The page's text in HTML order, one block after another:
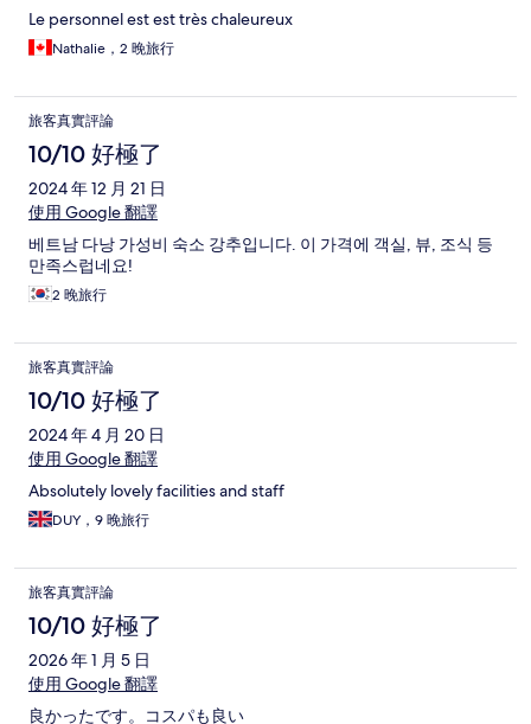
Le personnel est est très chaleureux
Nathalie，2 晚旅行
旅客真實評論
10/10 好極了
2024 年 12 月 21 日
使用 Google 翻譯
베트남 다낭 가성비 숙소 강추입니다. 이 가격에 객실, 뷰, 조식 등
만족스럽네요!
2 晚旅行
旅客真實評論
10/10 好極了
2024 年 4 月 20 日
使用 Google 翻譯
Absolutely lovely facilities and staff
DUY，9 晚旅行
旅客真實評論
10/10 好極了
2026 年 1 月 5 日
使用 Google 翻譯
良かったです。コスパも良い